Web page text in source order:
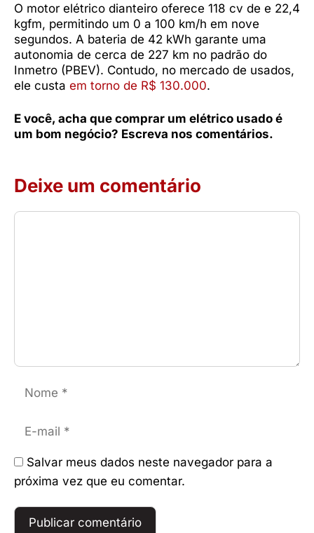
O motor elétrico dianteiro oferece 118 cv de e 22,4
kgfm, permitindo um 0 a 100 km/h em nove
segundos. A bateria de 42 kWh garante uma
autonomia de cerca de 227 km no padrão do
Inmetro (PBEV). Contudo, no mercado de usados,
ele custa em torno de R$ 130.000.
E você, acha que comprar um elétrico usado é
um bom negócio? Escreva nos comentários.
Deixe um comentário
Comentário
mail
Salvar meus dados neste navegador para a
próxima vez que eu comentar.